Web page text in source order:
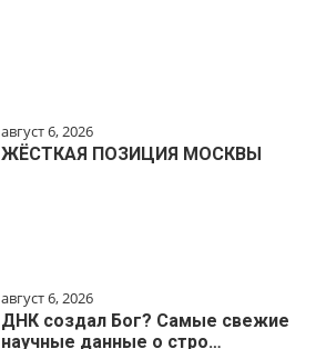
август 6, 2026
ЖЁСТКАЯ ПОЗИЦИЯ МОСКВЫ
август 6, 2026
ДНК создал Бог? Самые свежие
научные данные о стро…